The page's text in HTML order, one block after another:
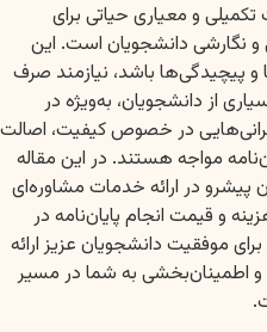
و معیاری حیاتی برای
نگارشی دانشجویان است. این
و پیچیدگی‌ها باشد، نیازمند صرف
از دانشجویان، به‌ویژه در
در خصوص کیفیت، اصالت
مواجه هستند. در این مقاله
در ارائه خدمات مشاوره‌ای
و قیمت انجام پایان‌نامه در
موفقیت دانشجویان عزیز ارائه
اطمینان‌بخشی به شما در مسیر